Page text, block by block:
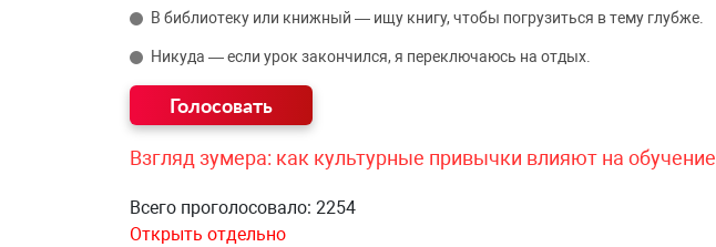
В библиотеку или книжный — ищу книгу, чтобы погрузиться в тему глубже.
Никуда — если урок закончился, я переключаюсь на отдых.
Взгляд зумера: как культурные привычки влияют на обучение
Всего проголосовало: 2254
Открыть отдельно